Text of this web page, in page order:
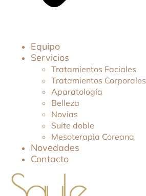
Equipo
Servicios
Tratamientos Faciales
Tratamientos Corporales
Aparatología
Belleza
Novias
Suite doble
Mesoterapia Coreana
Novedades
Contacto